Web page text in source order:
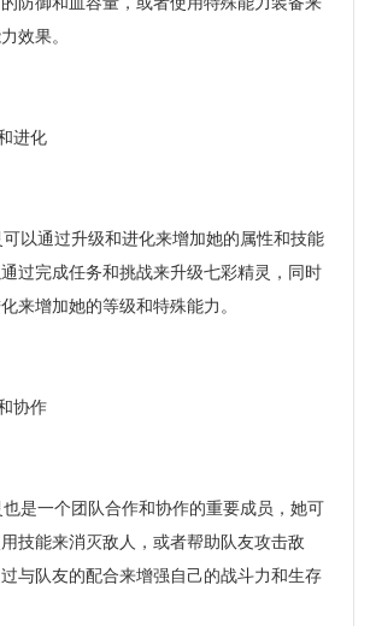
效果。
进化
以通过升级和进化来增加她的属性和技能
过完成任务和挑战来升级七彩精灵，同时
来增加她的等级和特殊能力。
协作
是一个团队合作和协作的重要成员，她可
技能来消灭敌人，或者帮助队友攻击敌
与队友的配合来增强自己的战斗力和生存